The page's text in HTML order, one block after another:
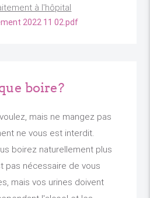
à l'hôpital
2022 11 02.pdf
boire?
mais ne mangez pas
ne vous est interdit.
boirez naturellement plus
pas nécessaire de vous
mais vos urines doivent